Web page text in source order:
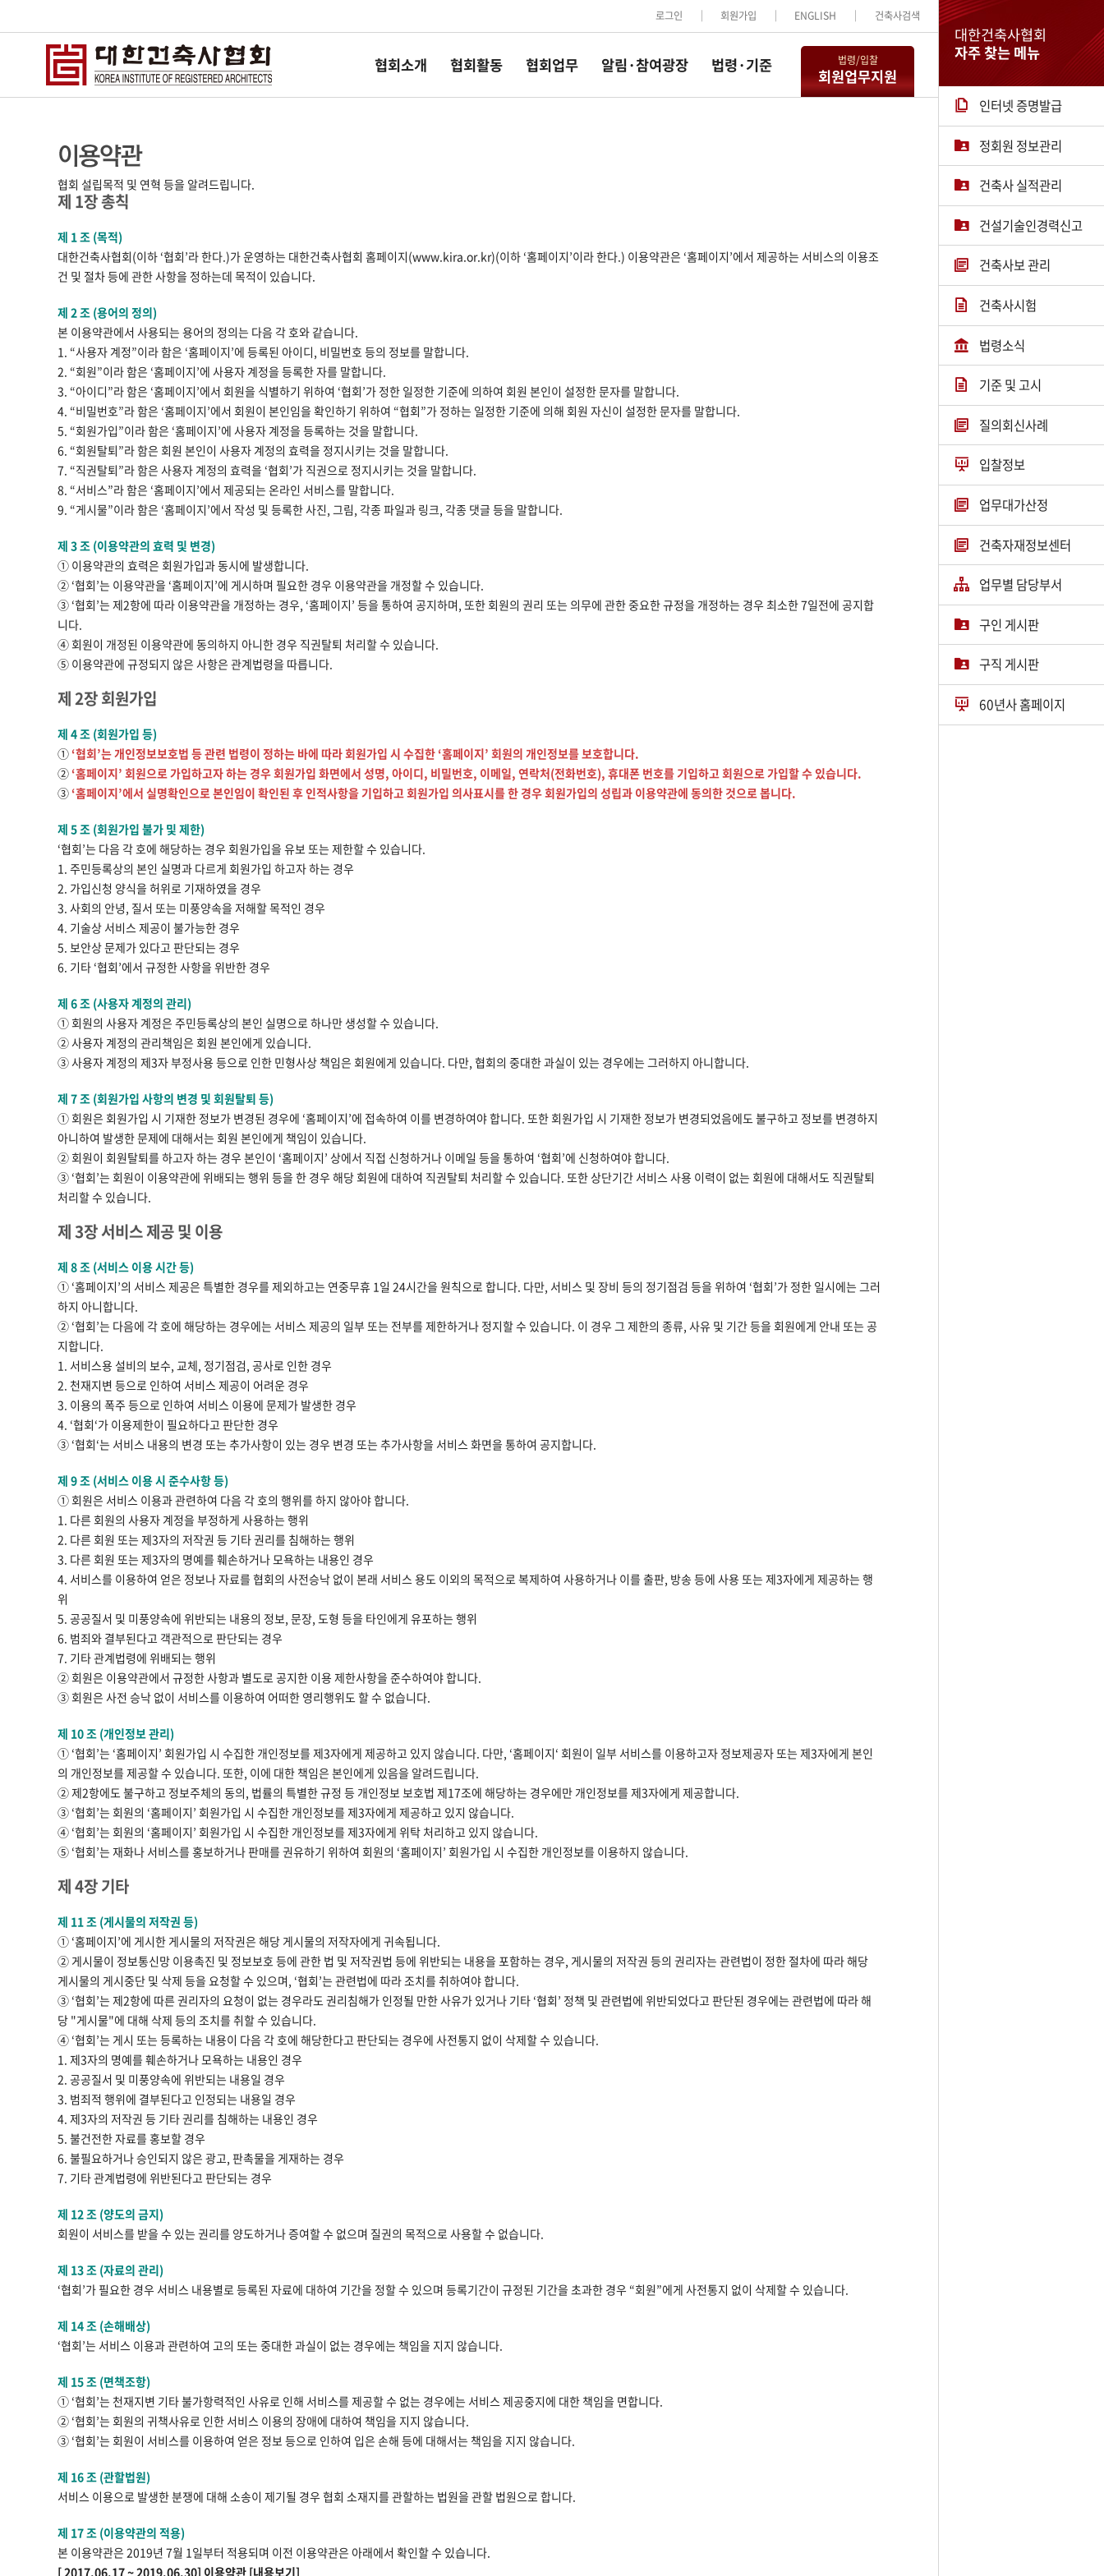
대한건축사협회
자주 찾는 메뉴
인터넷 증명발급
정회원 정보관리
건축사 실적관리
건설기술인경력신고
건축사보 관리
건축사시험
법령소식
기준 및 고시
질의회신사례
입찰정보
업무대가산정
건축자재정보센터
업무별 담당부서
구인 게시판
구직 게시판
60년사 홈페이지
로그인 회원가입 ENGLISH 건축사검색
협회소개 협회활동 협회업무 알림·참여광장 법령·기준 법령/입찰
회원업무지원
협회 설립목적 및 연혁 등을 알려드립니다.
제 1장 총칙
제 1 조 (목적)
대한건축사협회(이하 ‘협회’라 한다.)가 운영하는 대한건축사협회 홈페이지(www.kira.or.kr)(이하 ‘홈페이지’이라 한다.) 이용약관은 ‘홈페이지’에서 제공하는 서비스의 이용조
건 및 절차 등에 관한 사항을 정하는데 목적이 있습니다.
제 2 조 (용어의 정의)
본 이용약관에서 사용되는 용어의 정의는 다음 각 호와 같습니다.
1. “사용자 계정”이라 함은 ‘홈페이지’에 등록된 아이디, 비밀번호 등의 정보를 말합니다.
2. “회원”이라 함은 ‘홈페이지’에 사용자 계정을 등록한 자를 말합니다.
3. “아이디”라 함은 ‘홈페이지’에서 회원을 식별하기 위하여 ‘협회’가 정한 일정한 기준에 의하여 회원 본인이 설정한 문자를 말합니다.
4. “비밀번호”라 함은 ‘홈페이지’에서 회원이 본인임을 확인하기 위하여 “협회”가 정하는 일정한 기준에 의해 회원 자신이 설정한 문자를 말합니다.
5. “회원가입”이라 함은 ‘홈페이지’에 사용자 계정을 등록하는 것을 말합니다.
6. “회원탈퇴”라 함은 회원 본인이 사용자 계정의 효력을 정지시키는 것을 말합니다.
7. “직권탈퇴”라 함은 사용자 계정의 효력을 ‘협회’가 직권으로 정지시키는 것을 말합니다.
8. “서비스”라 함은 ‘홈페이지’에서 제공되는 온라인 서비스를 말합니다.
9. “게시물”이라 함은 ‘홈페이지’에서 작성 및 등록한 사진, 그림, 각종 파일과 링크, 각종 댓글 등을 말합니다.
제 3 조 (이용약관의 효력 및 변경)
① 이용약관의 효력은 회원가입과 동시에 발생합니다.
② ‘협회’는 이용약관을 ‘홈페이지’에 게시하며 필요한 경우 이용약관을 개정할 수 있습니다.
③ ‘협회’는 제2항에 따라 이용약관을 개정하는 경우, ‘홈페이지’ 등을 통하여 공지하며, 또한 회원의 권리 또는 의무에 관한 중요한 규정을 개정하는 경우 최소한 7일전에 공지합
니다.
④ 회원이 개정된 이용약관에 동의하지 아니한 경우 직권탈퇴 처리할 수 있습니다.
⑤ 이용약관에 규정되지 않은 사항은 관계법령을 따릅니다.
제 2장 회원가입
제 4 조 (회원가입 등)
① ‘협회’는 개인정보보호법 등 관련 법령이 정하는 바에 따라 회원가입 시 수집한 ‘홈페이지’ 회원의 개인정보를 보호합니다.
② ‘홈페이지’ 회원으로 가입하고자 하는 경우 회원가입 화면에서 성명, 아이디, 비밀번호, 이메일, 연락처(전화번호), 휴대폰 번호를 기입하고 회원으로 가입할 수 있습니다.
③ ‘홈페이지’에서 실명확인으로 본인임이 확인된 후 인적사항을 기입하고 회원가입 의사표시를 한 경우 회원가입의 성립과 이용약관에 동의한 것으로 봅니다.
제 5 조 (회원가입 불가 및 제한)
‘협회’는 다음 각 호에 해당하는 경우 회원가입을 유보 또는 제한할 수 있습니다.
1. 주민등록상의 본인 실명과 다르게 회원가입 하고자 하는 경우
2. 가입신청 양식을 허위로 기재하였을 경우
3. 사회의 안녕, 질서 또는 미풍양속을 저해할 목적인 경우
4. 기술상 서비스 제공이 불가능한 경우
5. 보안상 문제가 있다고 판단되는 경우
6. 기타 ‘협회’에서 규정한 사항을 위반한 경우
제 6 조 (사용자 계정의 관리)
① 회원의 사용자 계정은 주민등록상의 본인 실명으로 하나만 생성할 수 있습니다.
② 사용자 계정의 관리책임은 회원 본인에게 있습니다.
③ 사용자 계정의 제3자 부정사용 등으로 인한 민형사상 책임은 회원에게 있습니다. 다만, 협회의 중대한 과실이 있는 경우에는 그러하지 아니합니다.
제 7 조 (회원가입 사항의 변경 및 회원탈퇴 등)
① 회원은 회원가입 시 기재한 정보가 변경된 경우에 ‘홈페이지’에 접속하여 이를 변경하여야 합니다. 또한 회원가입 시 기재한 정보가 변경되었음에도 불구하고 정보를 변경하지
아니하여 발생한 문제에 대해서는 회원 본인에게 책임이 있습니다.
② 회원이 회원탈퇴를 하고자 하는 경우 본인이 ‘홈페이지’ 상에서 직접 신청하거나 이메일 등을 통하여 ‘협회’에 신청하여야 합니다.
③ ‘협회’는 회원이 이용약관에 위배되는 행위 등을 한 경우 해당 회원에 대하여 직권탈퇴 처리할 수 있습니다. 또한 상단기간 서비스 사용 이력이 없는 회원에 대해서도 직권탈퇴
처리할 수 있습니다.
제 3장 서비스 제공 및 이용
제 8 조 (서비스 이용 시간 등)
① ‘홈페이지’의 서비스 제공은 특별한 경우를 제외하고는 연중무휴 1일 24시간을 원칙으로 합니다. 다만, 서비스 및 장비 등의 정기점검 등을 위하여 ‘협회’가 정한 일시에는 그러
하지 아니합니다.
② ‘협회’는 다음에 각 호에 해당하는 경우에는 서비스 제공의 일부 또는 전부를 제한하거나 정지할 수 있습니다. 이 경우 그 제한의 종류, 사유 및 기간 등을 회원에게 안내 또는 공
지합니다.
1. 서비스용 설비의 보수, 교체, 정기점검, 공사로 인한 경우
2. 천재지변 등으로 인하여 서비스 제공이 어려운 경우
3. 이용의 폭주 등으로 인하여 서비스 이용에 문제가 발생한 경우
4. ‘협회‘가 이용제한이 필요하다고 판단한 경우
③ ‘협회‘는 서비스 내용의 변경 또는 추가사항이 있는 경우 변경 또는 추가사항을 서비스 화면을 통하여 공지합니다.
제 9 조 (서비스 이용 시 준수사항 등)
① 회원은 서비스 이용과 관련하여 다음 각 호의 행위를 하지 않아야 합니다.
1. 다른 회원의 사용자 계정을 부정하게 사용하는 행위
2. 다른 회원 또는 제3자의 저작권 등 기타 권리를 침해하는 행위
3. 다른 회원 또는 제3자의 명예를 훼손하거나 모욕하는 내용인 경우
4. 서비스를 이용하여 얻은 정보나 자료를 협회의 사전승낙 없이 본래 서비스 용도 이외의 목적으로 복제하여 사용하거나 이를 출판, 방송 등에 사용 또는 제3자에게 제공하는 행
위
5. 공공질서 및 미풍양속에 위반되는 내용의 정보, 문장, 도형 등을 타인에게 유포하는 행위
6. 범죄와 결부된다고 객관적으로 판단되는 경우
7. 기타 관계법령에 위배되는 행위
② 회원은 이용약관에서 규정한 사항과 별도로 공지한 이용 제한사항을 준수하여야 합니다.
③ 회원은 사전 승낙 없이 서비스를 이용하여 어떠한 영리행위도 할 수 없습니다.
제 10 조 (개인정보 관리)
① ‘협회’는 ‘홈페이지’ 회원가입 시 수집한 개인정보를 제3자에게 제공하고 있지 않습니다. 다만, ‘홈페이지‘ 회원이 일부 서비스를 이용하고자 정보제공자 또는 제3자에게 본인
의 개인정보를 제공할 수 있습니다. 또한, 이에 대한 책임은 본인에게 있음을 알려드립니다.
② 제2항에도 불구하고 정보주체의 동의, 법률의 특별한 규정 등 개인정보 보호법 제17조에 해당하는 경우에만 개인정보를 제3자에게 제공합니다.
③ ‘협회’는 회원의 ‘홈페이지’ 회원가입 시 수집한 개인정보를 제3자에게 제공하고 있지 않습니다.
④ ‘협회’는 회원의 ‘홈페이지’ 회원가입 시 수집한 개인정보를 제3자에게 위탁 처리하고 있지 않습니다.
⑤ ‘협회’는 재화나 서비스를 홍보하거나 판매를 권유하기 위하여 회원의 ‘홈페이지’ 회원가입 시 수집한 개인정보를 이용하지 않습니다.
제 4장 기타
제 11 조 (게시물의 저작권 등)
① ‘홈페이지’에 게시한 게시물의 저작권은 해당 게시물의 저작자에게 귀속됩니다.
② 게시물이 정보통신망 이용촉진 및 정보보호 등에 관한 법 및 저작권법 등에 위반되는 내용을 포함하는 경우, 게시물의 저작권 등의 권리자는 관련법이 정한 절차에 따라 해당
게시물의 게시중단 및 삭제 등을 요청할 수 있으며, ‘협회’는 관련법에 따라 조치를 취하여야 합니다.
③ ‘협회’는 제2항에 따른 권리자의 요청이 없는 경우라도 권리침해가 인정될 만한 사유가 있거나 기타 ‘협회’ 정책 및 관련법에 위반되었다고 판단된 경우에는 관련법에 따라 해
당 "게시물"에 대해 삭제 등의 조치를 취할 수 있습니다.
④ ‘협회’는 게시 또는 등록하는 내용이 다음 각 호에 해당한다고 판단되는 경우에 사전통지 없이 삭제할 수 있습니다.
1. 제3자의 명예를 훼손하거나 모욕하는 내용인 경우
2. 공공질서 및 미풍양속에 위반되는 내용일 경우
3. 범죄적 행위에 결부된다고 인정되는 내용일 경우
4. 제3자의 저작권 등 기타 권리를 침해하는 내용인 경우
5. 불건전한 자료를 홍보할 경우
6. 불필요하거나 승인되지 않은 광고, 판촉물을 게재하는 경우
7. 기타 관계법령에 위반된다고 판단되는 경우
제 12 조 (양도의 금지)
회원이 서비스를 받을 수 있는 권리를 양도하거나 증여할 수 없으며 질권의 목적으로 사용할 수 없습니다.
제 13 조 (자료의 관리)
‘협회’가 필요한 경우 서비스 내용별로 등록된 자료에 대하여 기간을 정할 수 있으며 등록기간이 규정된 기간을 초과한 경우 “회원”에게 사전통지 없이 삭제할 수 있습니다.
제 14 조 (손해배상)
‘협회’는 서비스 이용과 관련하여 고의 또는 중대한 과실이 없는 경우에는 책임을 지지 않습니다.
제 15 조 (면책조항)
① ‘협회’는 천재지변 기타 불가항력적인 사유로 인해 서비스를 제공할 수 없는 경우에는 서비스 제공중지에 대한 책임을 면합니다.
② ‘협회’는 회원의 귀책사유로 인한 서비스 이용의 장애에 대하여 책임을 지지 않습니다.
③ ‘협회’는 회원이 서비스를 이용하여 얻은 정보 등으로 인하여 입은 손해 등에 대해서는 책임을 지지 않습니다.
제 16 조 (관할법원)
서비스 이용으로 발생한 분쟁에 대해 소송이 제기될 경우 협회 소재지를 관할하는 법원을 관할 법원으로 합니다.
제 17 조 (이용약관의 적용)
본 이용약관은 2019년 7월 1일부터 적용되며 이전 이용약관은 아래에서 확인할 수 있습니다.
[ 2017.06.17 ~ 2019.06.30] 이용약관 [내용보기]